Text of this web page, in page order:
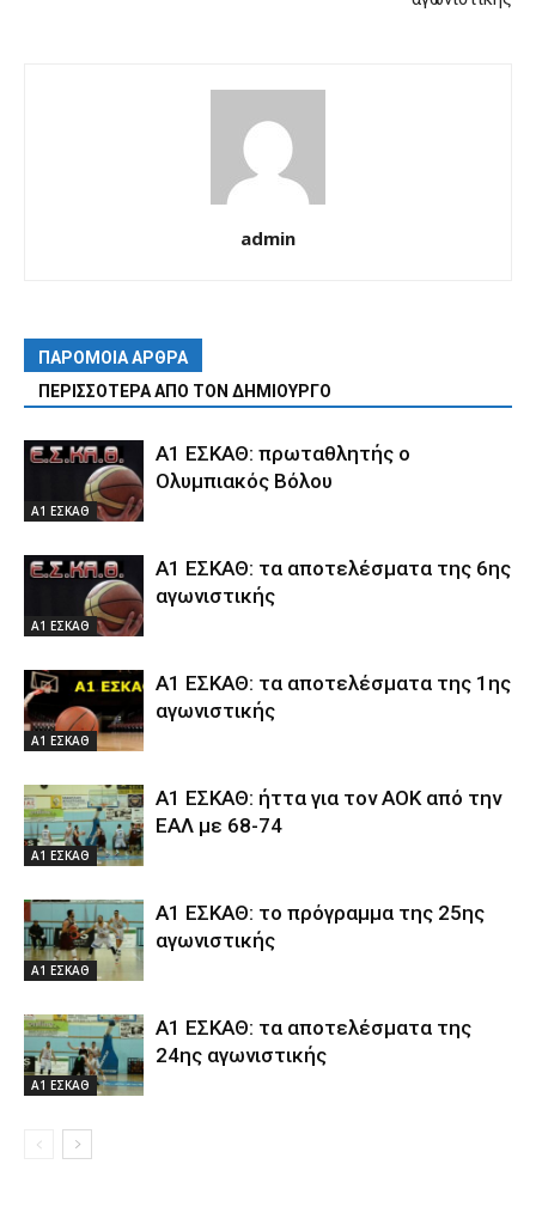
admin
ΠΑΡΟΜΟΙΑ ΑΡΘΡΑ
ΠΕΡΙΣΣΟΤΕΡΑ ΑΠΟ ΤΟΝ ΔΗΜΙΟΥΡΓΟ
Α1 ΕΣΚΑΘ
Α1 ΕΣΚΑΘ: πρωταθλητής ο
Ολυμπιακός Βόλου
Α1 ΕΣΚΑΘ
Α1 ΕΣΚΑΘ: τα αποτελέσματα της 6ης
αγωνιστικής
Α1 ΕΣΚΑΘ
Α1 ΕΣΚΑΘ: τα αποτελέσματα της 1ης
αγωνιστικής
Α1 ΕΣΚΑΘ
Α1 ΕΣΚΑΘ: ήττα για τον ΑΟΚ από την
ΕΑΛ με 68-74
Α1 ΕΣΚΑΘ
Α1 ΕΣΚΑΘ: το πρόγραμμα της 25ης
αγωνιστικής
Α1 ΕΣΚΑΘ
Α1 ΕΣΚΑΘ: τα αποτελέσματα της
24ης αγωνιστικής